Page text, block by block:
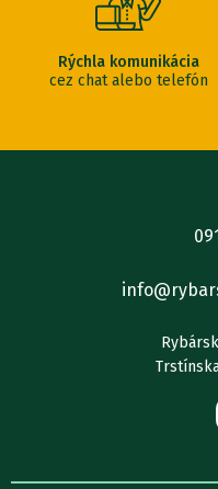
Rýchla komunikácia
cez chat alebo telefón